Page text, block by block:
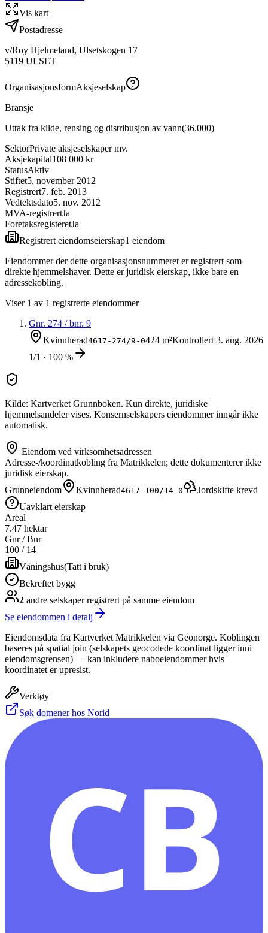
Vis kart
Postadresse
v/Roy Hjelmeland, Ulsetskogen 17
5119 ULSET
OrganisasjonsformAksjeselskap
Bransje
Uttak fra kilde, rensing og distribusjon av vann(36.000)
SektorPrivate aksjeselskaper mv.
Aksjekapital108 000 kr
StatusAktiv
Stiftet5. november 2012
Registrert7. feb. 2013
Vedtektsdato5. nov. 2012
MVA-registrertJa
ForetaksregisteretJa
Registrert eiendomseierskap1 eiendom
Eiendommer der dette organisasjonsnummeret er registrert som
direkte hjemmelshaver. Dette er juridisk eierskap, ikke bare en
adressekobling.
Viser 1 av 1 registrerte eiendommer
Gnr. 274 / bnr. 9
Kvinnherad4617-274/9-0424 m²Kontrollert3. aug. 2026
1/1 · 100 %
Kilde: Kartverket Grunnboken. Kun direkte, juridiske
hjemmelsandeler vises. Konsernselskapers eiendommer inngår ikke
automatisk.
Eiendom ved virksomhetsadressen
Adresse-/koordinatkobling fra Matrikkelen; dette dokumenterer ikke
juridisk eierskap.
Grunneiendom
Kvinnherad4617-100/14-0
Jordskifte krevd
Uavklart eierskap
Areal
7.47 hektar
Gnr / Bnr
100 / 14
Våningshus(Tatt i bruk)
Bekreftet bygg
2 andre selskaperregistrert på samme eiendom
Se eiendommen i detalj
Eiendomsdata fra Kartverket Matrikkelen via Geonorge. Koblingen
baseres på spatial join (selskapets geocodede koordinat ligger inni
eiendomsgrensen) — kan inkludere naboeiendommer hvis
koordinatet er upresist.
Verktøy
Søk domener hos Norid
CB